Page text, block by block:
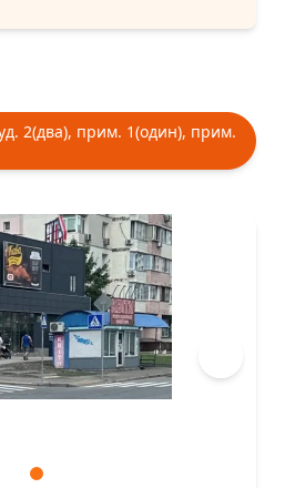
2(два), прим. 1(один), прим.